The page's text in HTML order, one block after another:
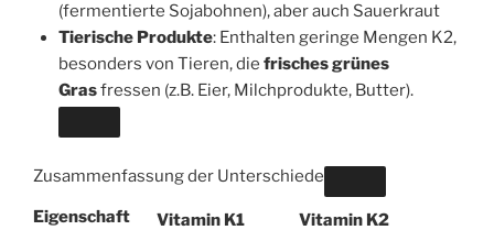
(fermentierte Sojabohnen), aber auch Sauerkraut
Tierische Produkte: Enthalten geringe Mengen K2,
besonders von Tieren, die frisches grünes
Grasfressen (z.B. Eier, Milchprodukte, Butter).
Zusammenfassung der Unterschiede
Eigenschaft
Vitamin K1
Vitamin K2